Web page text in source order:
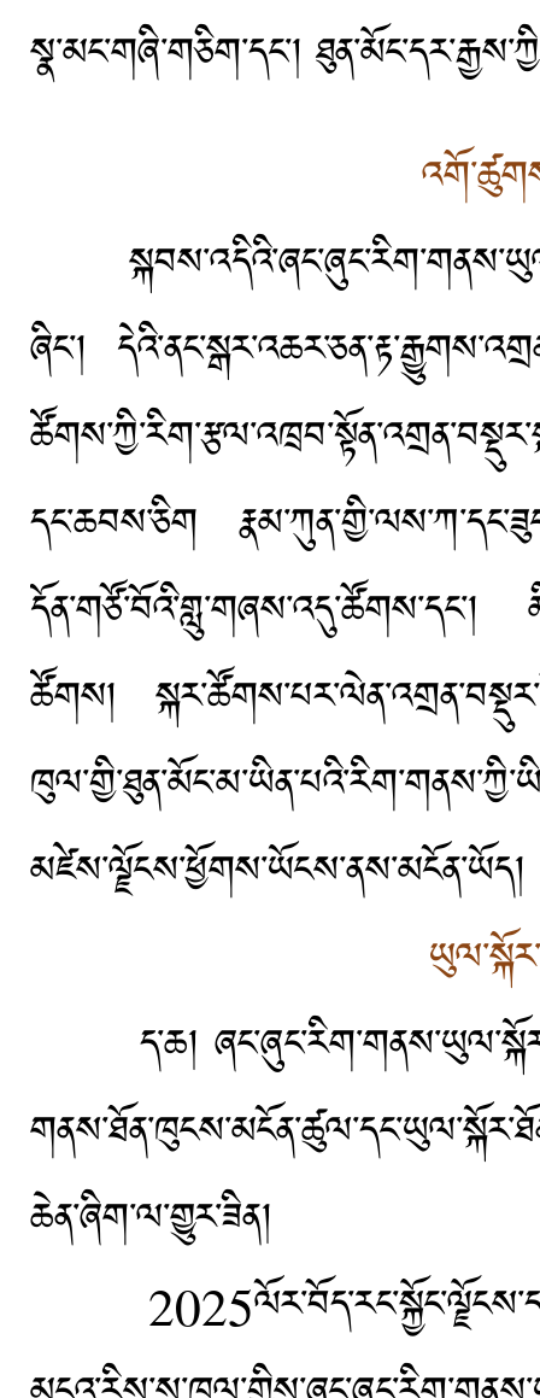
སྣ་མང་གཞི་གཅིག་དང་།
ཞིང་།
དང་ཆབས་ཅིག
ཚོགས།
མཛེས་ལྗོངས་ཕྱོགས་ཡོངས་ནས་མངོན་ཡོད།
ད་ཆ།
ཆེན་ཞིག་ལ་གྱུར་ཟིན།
2025